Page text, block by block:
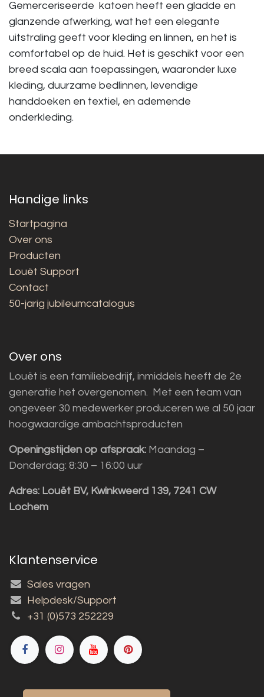
Gemerceriseerde katoen heeft een gladde en
glanzende afwerking, wat het een elegante
uitstraling geeft voor kleding en linnen, en het is
comfortabel op de huid. Het is geschikt voor een
breed scala aan toepassingen, waaronder luxe
kleding, duurzame bedlinnen, levendige
handdoeken en textiel, en ademende
onderkleding.
Handige links
Startpagina
Over ons
Producten
Louët Support
Contact
50-jarig jubileumcatalogus
Over ons
Louët is een familiebedrijf, inmiddels heeft de 2e
generatie het overgenomen. Met een team van
ongeveer 30 medewerker produceren we al 50 jaar
hoogwaardige ambachtsproducten
Openingstijden op afspraak: Maandag –
Donderdag: 8:30 – 16:00 uur
Adres: Louët BV, Kwinkweerd 139, 7241 CW
Lochem
Klantenservice
Sales vragen
Helpdesk/Support
+31 (0)573 252229